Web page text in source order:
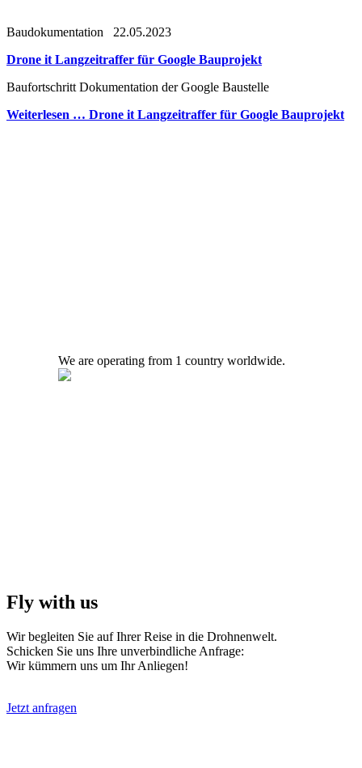
Baudokumentation
22.05.2023
Drone it Langzeitraffer für Google Bauprojekt
Baufortschritt Dokumentation der Google Baustelle
Weiterlesen … Drone it Langzeitraffer für Google Bauprojekt
We are operating from 1 country worldwide.
Fly with us
Wir begleiten Sie auf Ihrer Reise in die Drohnenwelt.
Schicken Sie uns Ihre unverbindliche Anfrage:
Wir kümmern uns um Ihr Anliegen!
Jetzt anfragen